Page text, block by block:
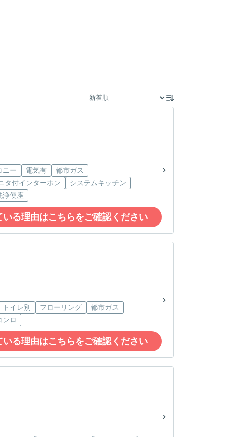
ニー 電気有
都市ガス
タ付インターホン
システムキッチン
浄便座
る理由はこちらをご確認ください
トイレ別 フローリング
都市ガス
ンロ
る理由はこちらをご確認ください